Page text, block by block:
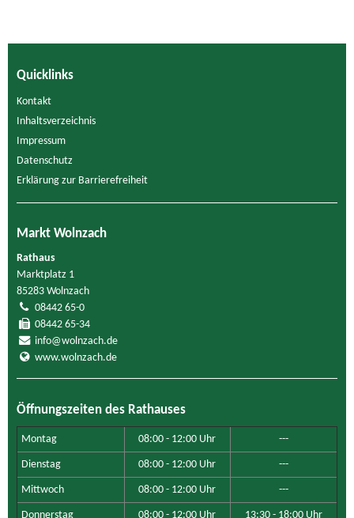
Quicklinks
Kontakt
Inhaltsverzeichnis
Impressum
Datenschutz
Erklärung zur Barrierefreiheit
Markt Wolnzach
Rathaus
Marktplatz 1
85283 Wolnzach
08442 65-0
08442 65-34
info@wolnzach.de
www.wolnzach.de
Öffnungszeiten des Rathauses
Montag 08:00 - 12:00 Uhr ---
Dienstag 08:00 - 12:00 Uhr ---
Mittwoch 08:00 - 12:00 Uhr ---
Donnerstag 08:00 - 12:00 Uhr 13:30 - 18:00 Uhr